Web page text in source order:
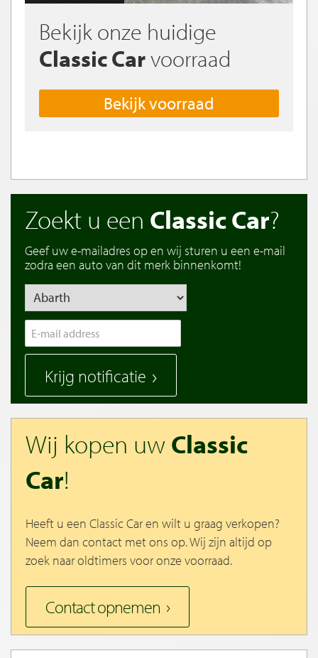
Bekijk onze huidige
Classic Carvoorraad
Bekijk voorraad
Zoekt u een Classic Car?
Geef uw e-mailadres op en wij sturen u een e-mail
zodra een auto van dit merk binnenkomt!
Krijg notificatie
Wij kopen uwClassic
Car!
Heeft u een Classic Car en wilt u graag verkopen?
Neem dan contact met ons op. Wij zijn altijd op
zoek naar oldtimers voor onze voorraad.
Contact opnemen